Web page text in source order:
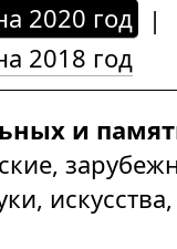
2020 год
|
2018 год
и